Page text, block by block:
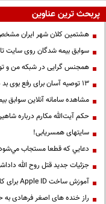
پربحث ترین عناوین
هشتمین کلان شهر ایران
سوابق بیمه شدگان روی سایت
همجنس گرایی در شبکه من و
13 توصیه آسان برای رفع بوی بد دهان
مشاهده سامانه آنلاين سوابق
حكم آيت‌الله مكارم درباره
سایتهای همسریابی!
دعايي كه قطعا مستجاب
جزئیات جدید قتل روح الله
آموزش ساخت Apple ID برای کاربران ایرانی
راز خنده های اصغر فرهادی